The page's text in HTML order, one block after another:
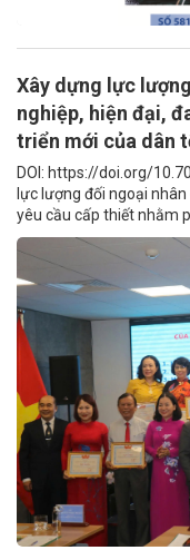
Xây dựng lực
nghiệp, hiện đại,
triển mới của dân
DOI: https://doi.org/
lực lượng đối ngoại
yêu cầu cấp thiết nhằm